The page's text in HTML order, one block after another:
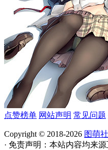
点赞榜单 网站声明 常见问题
Copyright © 2018-2026 图萌社
· 免责声明：本站内容均来